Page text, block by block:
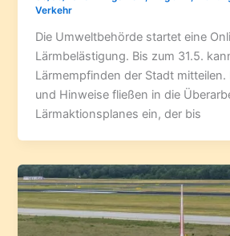
Verkehr
Die Umweltbehörde startet eine
Lärmbelästigung. Bis zum 31.5.
Lärmempfinden der Stadt
und Hinweise fließen in die
Lärmaktionsplanes ein, der bis